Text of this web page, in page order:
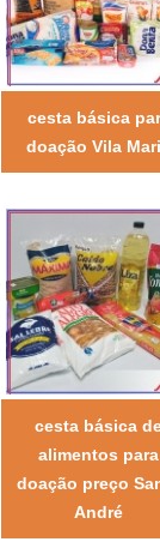
cesta básica
doação Vila
cesta básica
alimentos para
doação preço
André